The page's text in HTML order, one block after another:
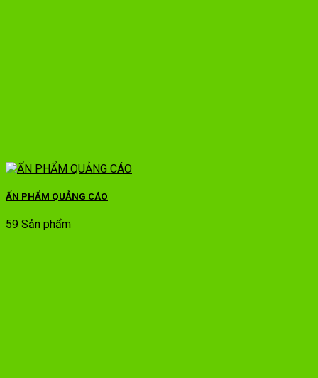
ẤN PHẨM QUẢNG CÁO
59 Sản phẩm